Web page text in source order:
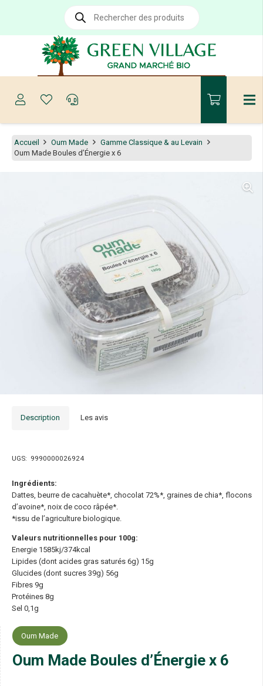
Recherche
produits
Accueil Oum Made
Gamme Classique & au Levain
Oum Made Boules d’Énergie x 6
Description Les avis
UGS: 9990000026924
Ingrédients:
Dattes, beurre de cacahuète*, chocolat 72%*, graines de chia*, flocons
d’avoine*, noix de coco râpée*.
*issu de l’agriculture biologique.
Valeurs nutritionnelles pour 100g:
Energie 1585kj/374kcal
Lipides (dont acides gras saturés 6g) 15g
Glucides (dont sucres 39g) 56g
Fibres 9g
Protéines 8g
Sel 0,1g
Oum Made
Oum Made Boules d’Énergie x 6